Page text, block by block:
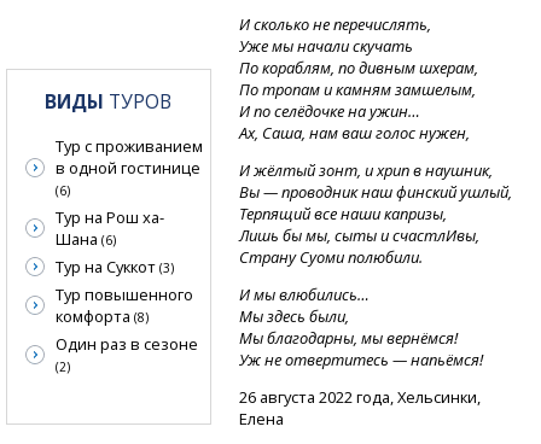
И сколько не перечислять,
Уже мы начали скучать
По кораблям, по дивным шхерам,
По тропам и камням замшелым,
И по селёдочке на ужин…
Ах, Саша, нам ваш голос нужен,
И жёлтый зонт, и хрип в наушник,
Вы — проводник наш финский ушлый,
Терпящий все наши капризы,
Лишь бы мы, сыты и счастлИвы,
Страну Суоми полюбили.
И мы влюбились…
Мы здесь были,
Мы благодарны, мы вернёмся!
Уж не отвертитесь — напьёмся!
26 августа 2022 года, Хельсинки,
Елена
ВИДЫ ТУРОВ
Тур с проживанием
в одной гостинице
(6)
Тур на Рош ха-
Шана (6)
Тур на Суккот (3)
Тур повышенного
комфорта (8)
Один раз в сезоне
(2)